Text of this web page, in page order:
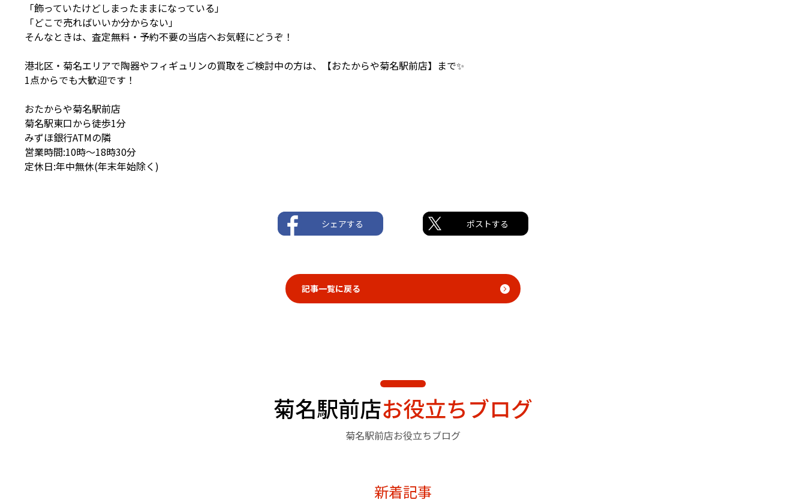
「飾っていたけどしまったままになっている」
「どこで売ればいいか分からない」
そんなときは、査定無料・予約不要の当店へお気軽にどうぞ！
港北区・菊名エリアで陶器やフィギュリンの買取をご検討中の方は、【おたからや菊名駅前店】まで✨
1点からでも大歓迎です！
おたからや菊名駅前店
菊名駅東口から徒歩1分
みずほ銀行ATMの隣
営業時間:10時〜18時30分
定休日:年中無休(年末年始除く)
シェアする ポストする
記事一覧に戻る
菊名駅前店お役立ちブログ
菊名駅前店お役立ちブログ
新着記事